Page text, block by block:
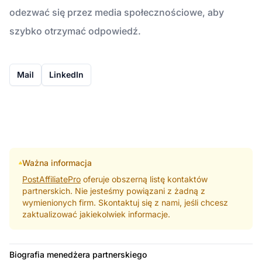
odezwać się przez media społecznościowe, aby
szybko otrzymać odpowiedź.
Mail LinkedIn
Ważna informacja
PostAffiliatePro oferuje obszerną listę kontaktów
partnerskich. Nie jesteśmy powiązani z żadną z
wymienionych firm. Skontaktuj się z nami, jeśli chcesz
zaktualizować jakiekolwiek informacje.
Biografia menedżera partnerskiego